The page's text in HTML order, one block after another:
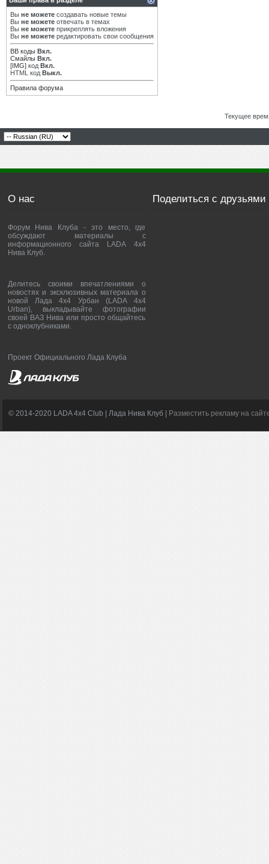
Вы не можете создавать новые темы
Вы не можете отвечать в темах
Вы не можете прикреплять вложения
Вы не можете редактировать свои сообщения
BB коды Вкл.
Смайлы Вкл.
[IMG] код Вкл.
HTML код Выкл.
Правила форума
Текущее
О нас
Форум Нива Клуба - это место, где
обсуждают материалы с
информационного сайта LADA 4x4
Нива Клуб.
Делитесь своими впечатлениями о
новостях и эксклюзивных материала о
новой Лада 4х4 Урбан (LADA 4x4
Urban), выкладывайте фотографии
своей ВАЗ Нива или просто общайтесь
с одноклубниками.
Проект Официального Лада Клуба
Поделиться с друзьями
© 2014-2020 LADA 4x4 Club | Лада Нива Клуб | Разместить рекламу на